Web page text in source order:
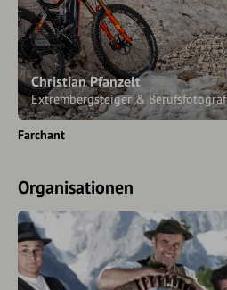
Christian Pfanzelt
Extrembergsteiger & Berufsfotograf
Farchant
Organisationen